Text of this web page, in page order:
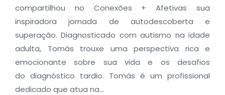
compartilhou no Conexões + Afetivas sua
inspiradora jornada de autodescoberta e
superação. Diagnosticado com autismo na idade
adulta, Tomás trouxe uma perspectiva rica e
emocionante sobre sua vida e os desafios
do diagnóstico tardio. Tomás é um profissional
dedicado que atua na…